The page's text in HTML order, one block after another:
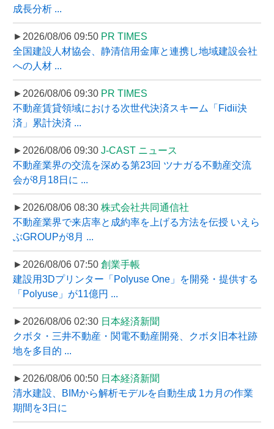
成長分析 ...
►2026/08/06 09:50 PR TIMES
全国建設人材協会、静清信用金庫と連携し地域建設会社
への人材 ...
►2026/08/06 09:30 PR TIMES
不動産賃貸領域における次世代決済スキーム「Fidii決
済」累計決済 ...
►2026/08/06 09:30 J-CAST ニュース
不動産業界の交流を深める第23回 ツナガる不動産交流
会が8月18日に ...
►2026/08/06 08:30 株式会社共同通信社
不動産業界で来店率と成約率を上げる方法を伝授 いえら
ぶGROUPが8月 ...
►2026/08/06 07:50 創業手帳
建設用3Dプリンター「Polyuse One」を開発・提供する
「Polyuse」が11億円 ...
►2026/08/06 02:30 日本経済新聞
クボタ・三井不動産・関電不動産開発、クボタ旧本社跡
地を多目的 ...
►2026/08/06 00:50 日本経済新聞
清水建設、BIMから解析モデルを自動生成 1カ月の作業
期間を3日に